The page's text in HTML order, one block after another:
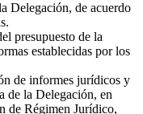
Delegación, de acuerdo
presupuesto de la
establecidas por los
de informes jurídicos y
de la Delegación, en
de Régimen Jurídico,